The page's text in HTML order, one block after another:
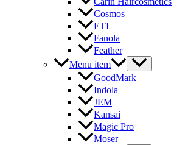
Cosmos
ETI
Fanola
Feather
Menu item
GoodMark
Indola
JEM
Kansai
Magic Pro
Moser